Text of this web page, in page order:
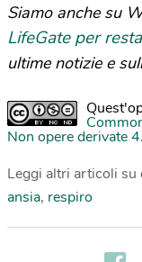
Siamo anche su
LifeGate per
ultime notizie e
Non opere derivate
Leggi altri articoli su
ansia, respiro